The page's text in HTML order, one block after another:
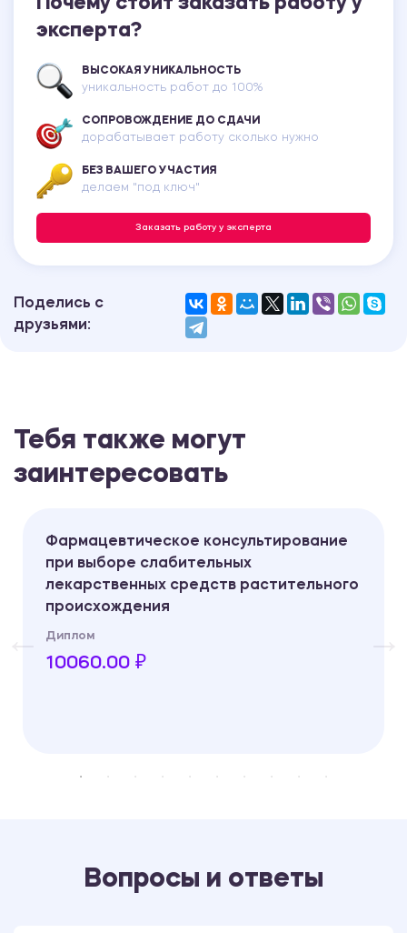
эксперта?
ВЫСОКАЯ УНИКАЛЬНОСТЬ
уникальность работ до 100%
СОПРОВОЖДЕНИЕ ДО СДАЧИ
дорабатывает работу сколько нужно
БЕЗ ВАШЕГО УЧАСТИЯ
делаем "под ключ"
Заказать работу у эксперта
Поделись с
друзьями:
Тебя также могут
заинтересовать
Фармацевтическое консультирование
при выборе слабительных
лекарственных средств растительного
происхождения
Диплом
10060.00 ₽
Вопросы и ответы